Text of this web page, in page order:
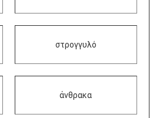
στρογγυλό
άνθρακα